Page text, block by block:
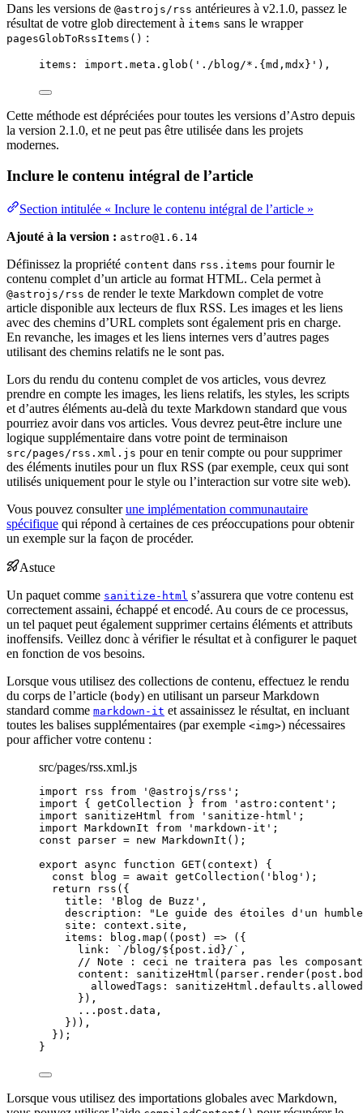
Dans les versions de @astrojs/rss antérieures à v2.1.0, passez le
résultat de votre glob directement à items sans le wrapper
pagesGlobToRssItems() :
items: import. meta . glob ( ' ./blog/*.{md,mdx} ' ),
Cette méthode est dépréciées pour toutes les versions d’Astro depuis
la version 2.1.0, et ne peut pas être utilisée dans les projets
modernes.
Inclure le contenu intégral de l’article
Section intitulée « Inclure le contenu intégral de l’article »
Ajouté à la version : astro@1.6.14
Définissez la propriété content dans rss.items pour fournir le
contenu complet d’un article au format HTML. Cela permet à
@astrojs/rss de render le texte Markdown complet de votre
article disponible aux lecteurs de flux RSS. Les images et les liens
avec des chemins d’URL complets sont également pris en charge.
En revanche, les images et les liens internes vers d’autres pages
utilisant des chemins relatifs ne le sont pas.
Lors du rendu du contenu complet de vos articles, vous devrez
prendre en compte les images, les liens relatifs, les styles, les scripts
et d’autres éléments au-delà du texte Markdown standard que vous
pourriez avoir dans vos articles. Vous devrez peut-être inclure une
logique supplémentaire dans votre point de terminaison
src/pages/rss.xml.js pour en tenir compte ou pour supprimer
des éléments inutiles pour un flux RSS (par exemple, ceux qui sont
utilisés uniquement pour le style ou l’interaction sur votre site web).
Vous pouvez consulterune implémentation communautaire
spécifique qui répond à certaines de ces préoccupations pour obtenir
un exemple sur la façon de procéder.
Astuce
Un paquet comme sanitize-html s’assurera que votre contenu est
correctement assaini, échappé et encodé. Au cours de ce processus,
un tel paquet peut également supprimer certains éléments et attributs
inoffensifs. Veillez donc à vérifier le résultat et à configurer le paquet
en fonction de vos besoins.
Lorsque vous utilisez des collections de contenu, effectuez le rendu
du corps de l’article (body) en utilisant un parseur Markdown
standard comme markdown-it et assainissez le résultat, en incluant
toutes les balises supplémentaires (par exemple <img>) nécessaires
pour afficher votre contenu :
src/pages/rss.xml.js
import rss from ' @astrojs/rss ' ;
import { getCollection } from ' astro:content ' ;
import sanitizeHtml from ' sanitize-html ' ;
import MarkdownIt from ' markdown-it ' ;
const parser = new MarkdownIt ();
export
async function GET( context )
{
const
blog = await getCollection ( ' blog ' );
return
rss ({
title:
' Blog de Buzz ' ,
description:
" Le guide des étoiles d'un
site: context . site ,
items:
blog . map ( ( post ) => ({
link:
` /blog/${ post . id }/ ` ,
// Note : ceci ne traitera pas les
content: sanitizeHtml ( parser . render( post .
allowedTags: sanitizeHtml . defaults .
}) ,
...post . data ,
})) ,
});
}
Lorsque vous utilisez des importations globales avec Markdown,